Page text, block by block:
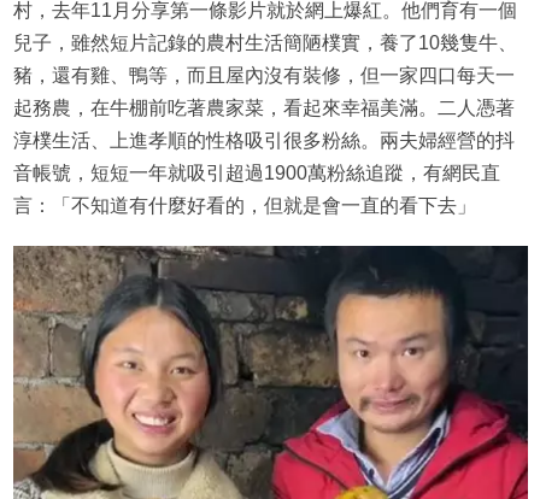
村，去年11月分享第一條影片就於網上爆紅。他們育有一個
兒子，雖然短片記錄的農村生活簡陋樸實，養了10幾隻牛、
豬，還有雞、鴨等，而且屋內沒有裝修，但一家四口每天一
起務農，在牛棚前吃著農家菜，看起來幸福美滿。二人憑著
淳樸生活、上進孝順的性格吸引很多粉絲。兩夫婦經營的抖
音帳號，短短一年就吸引超過1900萬粉絲追蹤，有網民直
言：「不知道有什麼好看的，但就是會一直的看下去」